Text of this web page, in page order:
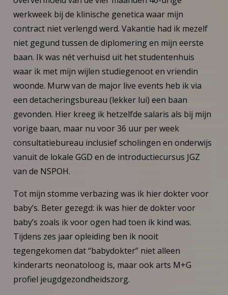
werkweek bij de klinische genetica waar mijn
contract niet verlengd werd. Vakantie had ik mezelf
niet gegund tussen de diplomering en mijn eerste
baan. Ik was nét verhuisd uit het studentenhuis
waar ik met mijn wijlen studiegenoot en vriendin
woonde. Murw van de major live events heb ik via
een detacheringsbureau (lekker lui) een baan
gevonden. Hier kreeg ik hetzelfde salaris als bij mijn
vorige baan, maar nu voor 36 uur per week
consultatiebureau inclusief scholingen en onderwijs
vanuit de lokale GGD en de introductiecursus JGZ
van de NSPOH.
Tot mijn stomme verbazing was ik hier dokter voor
baby’s. Beter gezegd: ik was hier de dokter voor
baby’s zoals ik voor ogen had toen ik kind was.
Tijdens zes jaar opleiding ben ik nooit
tegengekomen dat “babydokter” niet alleen
kinderarts neonatoloog is, maar ook arts M+G
profiel jeugdgezondheidszorg.